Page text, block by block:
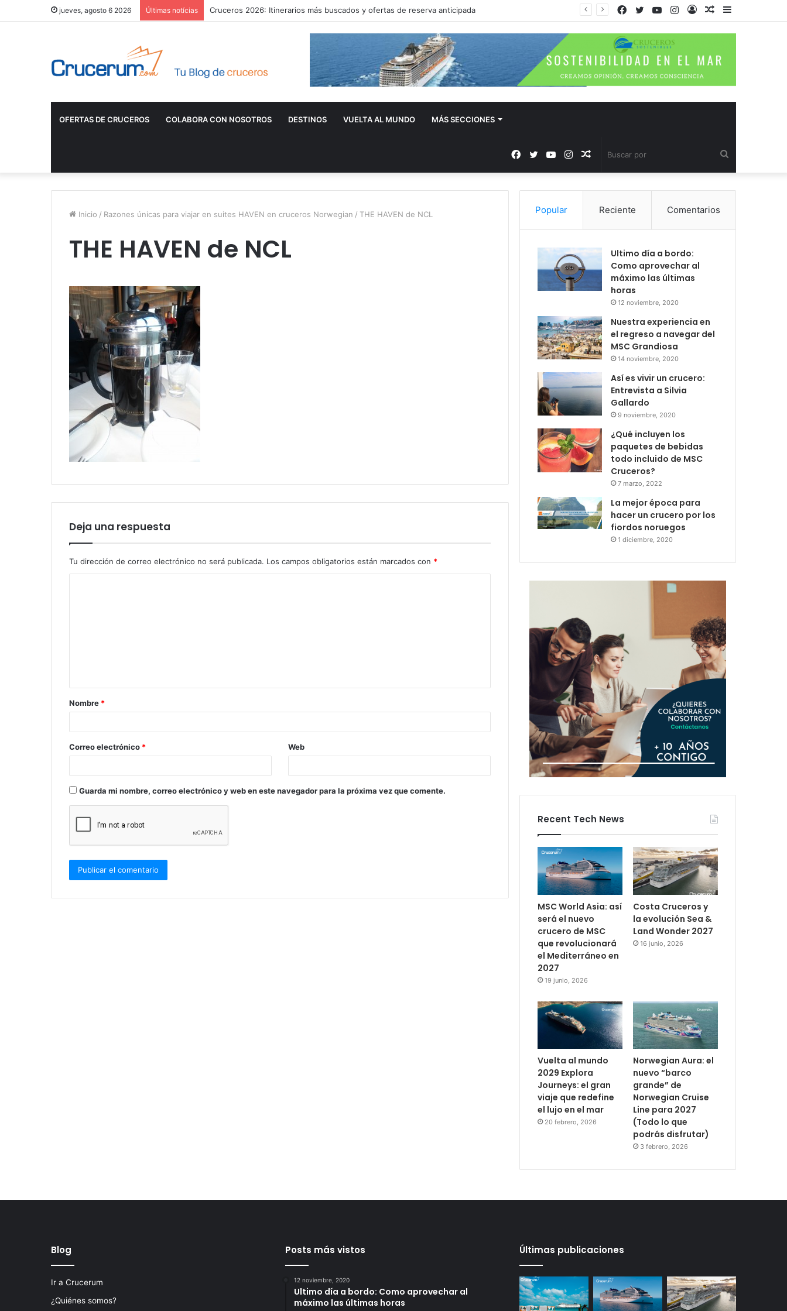
jueves, agosto 6 2026 Últimas notícias Cruceros 2026: Itinerarios más buscados y ofertas de reserva anticipada
Barra
Publicación
Acceso
Instagram
YouTube
Twitter
Facebook
OFERTAS DE CRUCEROS COLABORA CON NOSOTROS DESTINOS VUELTA AL MUNDO MÁS SECCIONES
por
Publicación
al
Instagram
YouTube
Twitter
Facebook
Inicio / Razones únicas para viajar en suites HAVEN en cruceros Norwegian / THE HAVEN de NCL
THE HAVEN de NCL
Deja una respuesta
Tu dirección de correo electrónico no será publicada. Los campos obligatorios están marcados con *
a
r
*
Nombre *
Correo electrónico * Web
Guarda mi nombre, correo electrónico y web en este navegador para la próxima vez que comente.
Popular Reciente Comentarios
Ultimo día a bordo:
Como aprovechar al
máximo las últimas
horas
12 noviembre, 2020
Nuestra experiencia en
el regreso a navegar del
MSC Grandiosa
14 noviembre, 2020
Así es vivir un crucero:
Entrevista a Silvia
Gallardo
9 noviembre, 2020
¿Qué incluyen los
paquetes de bebidas
todo incluido de MSC
Cruceros?
7 marzo, 2022
La mejor época para
hacer un crucero por los
fiordos noruegos
1 diciembre, 2020
Recent Tech News
MSC World Asia: así
será el nuevo
crucero de MSC
que revolucionará
el Mediterráneo en
2027
19 junio, 2026
Costa Cruceros y
la evolución Sea &
Land Wonder 2027
16 junio, 2026
Vuelta al mundo
2029 Explora
Journeys: el gran
viaje que redefine
el lujo en el mar
20 febrero, 2026
Norwegian Aura: el
nuevo “barco
grande” de
Norwegian Cruise
Line para 2027
(Todo lo que
podrás disfrutar)
3 febrero, 2026
Blog
Ir a Crucerum
¿Quiénes somos?
Posts más vistos
12 noviembre, 2020
Ultimo día a bordo: Como aprovechar al
máximo las últimas horas
Últimas publicaciones